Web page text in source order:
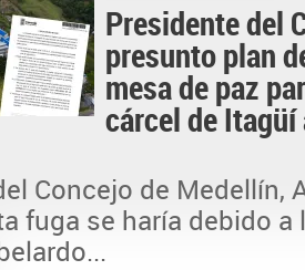
Presidente del
presunto plan
mesa de paz
cárcel de
Concejo de Medellín,
fuga se haría debido